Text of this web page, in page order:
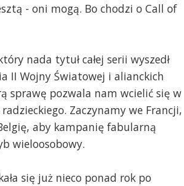
- oni mogą. Bo chodzi o Call of
nada tytuł całej serii wyszedł
II Wojny Światowej i alianckich
sprawę pozwala nam wcielić się w
Zaczynamy we Francji,
aby kampanię fabularną
wieloosobowy.
się już nieco ponad rok po